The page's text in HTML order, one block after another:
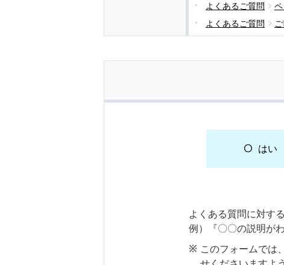
よくあるご質問
よくあるご質問
はい
よくある質問に対す
例）『〇〇の説明が
このフォームでは